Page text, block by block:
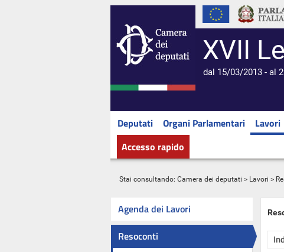
XVII
dal 15/03/2013 - al
Deputati Organi Parlamentari Lavori
Accesso rapido
Stai consultando: Camera dei deputati > Lavori >
Agenda dei Lavori
Resoconti